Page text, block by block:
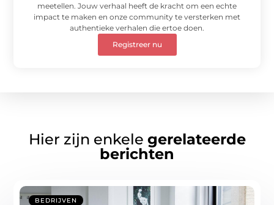
meetellen. Jouw verhaal heeft de kracht om een echte
impact te maken en onze community te versterken met
authentieke verhalen die ertoe doen.
Registreer nu
Hier zijn enkele gerelateerde
berichten
BEDRIJVEN